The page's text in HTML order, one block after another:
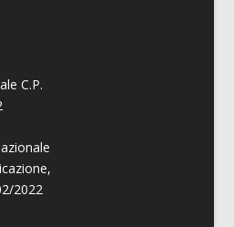
C.P.
2022